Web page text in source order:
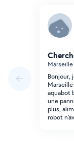
Bonjour,
aquabot
une
plus,
robot